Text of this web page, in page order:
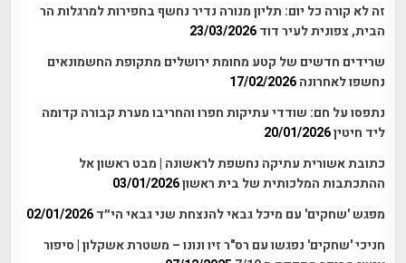
זה לא קורה כל יום: תליון מנורה נדיר נחשף בחפירות למרגלות הר
הבית, צפונית לעיר דוד 23/03/2026
שרידים חדשים של קטע מחומת ירושלים מתקופת החשמונאים
נחשפו לאחרונה 17/02/2026
נתפסו על חם: שודדי עתיקות חפרו והחריבו מערת קבורה קדומה
ליד חיטין20/01/2026
כתובת אשורית עתיקה נחשפת לראשונה | מבט ראשון אל
ההתכתבות המלכותית של בית ראשון03/01/2026
מפגש 'שחקים' עם מיכל גבאי להנצחת שני גבאי הי״ד 02/01/2026
חניכי 'שחקים' נפגשו עם רס"ר זיו ונונו – משטרת אשקלון | סיפור